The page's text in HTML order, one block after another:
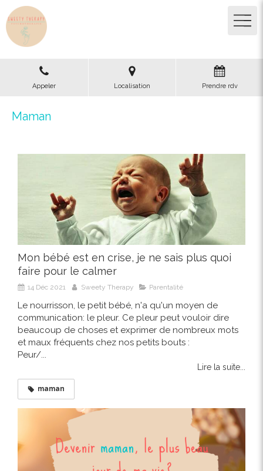
Appeler Localisation Prendre rdv
Maman
Mon bébé est en crise, je ne sais plus quoi
faire pour le calmer
14 Déc 2021 Sweety Therapy Parentalité
Le nourrisson, le petit bébé, n'a qu'un moyen de
communication: le pleur. Ce pleur peut vouloir dire
beaucoup de choses et exprimer de nombreux mots
et maux fréquents chez nos petits bouts :
Peur/...
Lire la suite...
maman